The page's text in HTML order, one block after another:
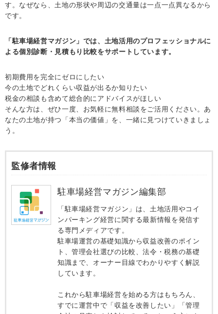
す。なぜなら、土地の形状や周辺の交通量は一点一点異なるから
です。
「駐車場経営マガジン」では、土地活用のプロフェッショナルに
よる個別診断・見積もり比較をサポートしています。
初期費用を完全にゼロにしたい
今の土地でどれくらい収益が出るか知りたい
税金の相談も含めて総合的にアドバイスがほしい
そんな方は、ぜひ一度、お気軽に無料相談をご活用ください。あ
なたの土地が持つ「本当の価値」を、一緒に見つけていきましょ
う。
監修者情報
駐車場経営マガジン編集部
「駐車場経営マガジン」は、土地活用やコイ
ンパーキング経営に関する最新情報を発信す
る専門メディアです。
駐車場運営の基礎知識から収益改善のポイン
ト、管理会社選びの比較、法令・税務の基礎
知識まで、オーナー目線でわかりやすく解説
しています。
これから駐車場経営を始める方はもちろん、
すでに運営中で「収益を改善したい」「管理